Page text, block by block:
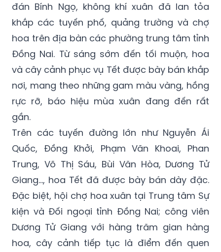
đán Bính Ngọ, không khí xuân đã lan tỏa
khắp các tuyến phố, quảng trường và chợ
hoa trên địa bàn các phường trung tâm tỉnh
Đồng Nai. Từ sáng sớm đến tối muộn, hoa
và cây cảnh phục vụ Tết được bày bán khắp
nơi, mang theo những gam màu vàng, hồng
rực rỡ, báo hiệu mùa xuân đang đến rất
gần.
Trên các tuyến đường lớn như Nguyễn Ái
Quốc, Đồng Khởi, Phạm Văn Khoai, Phan
Trung, Võ Thị Sáu, Bùi Văn Hòa, Dương Tử
Giang…, hoa Tết đã được bày bán dày đặc.
Đặc biệt, hội chợ hoa xuân tại Trung tâm Sự
kiện và Đối ngoại tỉnh Đồng Nai; công viên
Dương Tử Giang với hàng trăm gian hàng
hoa, cây cảnh tiếp tục là điểm đến quen